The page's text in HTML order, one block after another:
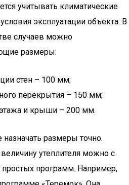
учитывать климатические
эксплуатации объекта. В
случаев можно
размеры:
стен – 100 мм;
перекрытия – 150 мм;
и крыши – 200 мм.
размеры точно.
утеплителя можно с
программ. Например,